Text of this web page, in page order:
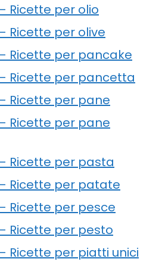
Ricette per olio
Ricette per olive
Ricette per pancake
Ricette per pancetta
Ricette per pane
Ricette per pane
Ricette per pasta
Ricette per patate
Ricette per pesce
Ricette per pesto
Ricette per piatti unici